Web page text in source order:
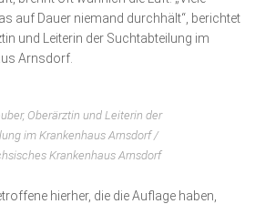
auf Dauer niemand durchhält“, berichtet
und Leiterin der Suchtabteilung im
Arnsdorf.
Oberärztin und Leiterin der
im Krankenhaus Arnsdorf /
Krankenhaus Arnsdorf
hierher, die die Auflage haben,